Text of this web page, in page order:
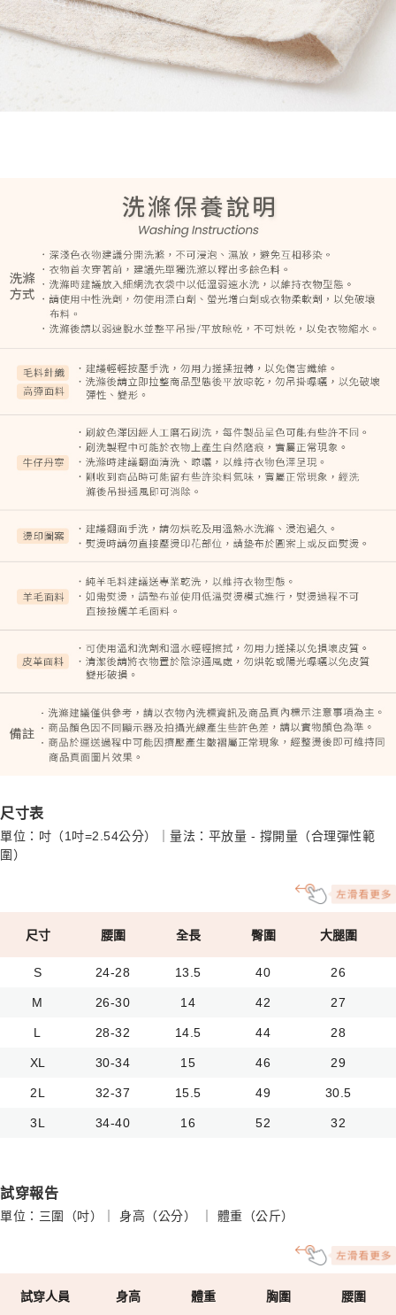
尺寸表
單位：吋（1吋=2.54公分）｜量法：平放量 - 撐開量（合理彈性範
圍）
尺寸 腰圍 全長 臀圍 大腿圍
S 24-28 13.5 40 26
M 26-30 14 42 27
L 28-32 14.5 44 28
XL 30-34 15 46 29
2L 32-37 15.5 49 30.5
3L 34-40 16 52 32
試穿報告
單位：三圍（吋）｜ 身高（公分） ｜ 體重（公斤）
試穿人員 身高 體重 胸圍 腰圍